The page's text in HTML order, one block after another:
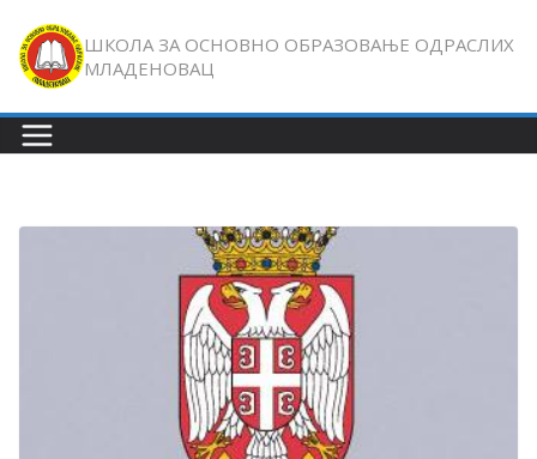
content
ШКОЛА ЗА ОСНОВНО ОБРАЗОВАЊЕ ОДРАСЛИХ
МЛАДЕНОВАЦ